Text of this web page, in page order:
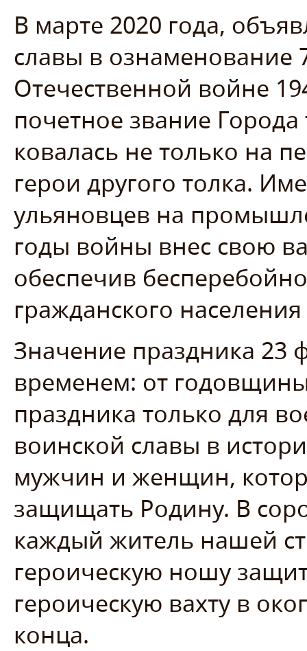
В марте 2020 года,
славы в ознаменование
Отечественной войне
почетное звание
ковалась не только на
герои другого толка.
ульяновцев на
годы войны внес свою
обеспечив
гражданского
Значение праздника 23
временем: от
праздника только для
воинской славы в
мужчин и женщин,
защищать Родину. В
каждый житель нашей
героическую ношу
героическую вахту в
конца.